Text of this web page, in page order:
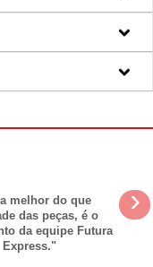
melhor do que
das peças, é o
da equipe Futura
Express."
›